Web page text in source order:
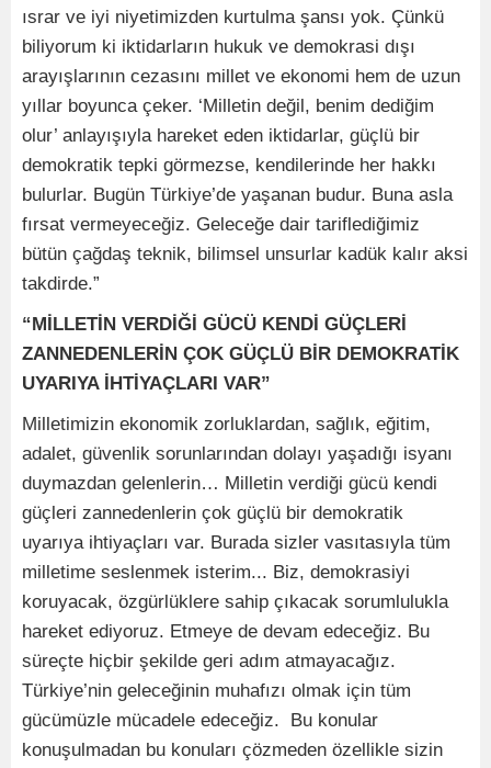
ısrar ve iyi niyetimizden kurtulma şansı yok. Çünkü
biliyorum ki iktidarların hukuk ve demokrasi dışı
arayışlarının cezasını millet ve ekonomi hem de uzun
yıllar boyunca çeker. ‘Milletin değil, benim dediğim
olur’ anlayışıyla hareket eden iktidarlar, güçlü bir
demokratik tepki görmezse, kendilerinde her hakkı
bulurlar. Bugün Türkiye’de yaşanan budur. Buna asla
fırsat vermeyeceğiz. Geleceğe dair tariflediğimiz
bütün çağdaş teknik, bilimsel unsurlar kadük kalır aksi
takdirde.”
“MİLLETİN VERDİĞİ GÜCÜ KENDİ GÜÇLERİ
ZANNEDENLERİN ÇOK GÜÇLÜ BİR DEMOKRATİK
UYARIYA İHTİYAÇLARI VAR”
Milletimizin ekonomik zorluklardan, sağlık, eğitim,
adalet, güvenlik sorunlarından dolayı yaşadığı isyanı
duymazdan gelenlerin… Milletin verdiği gücü kendi
güçleri zannedenlerin çok güçlü bir demokratik
uyarıya ihtiyaçları var. Burada sizler vasıtasıyla tüm
milletime seslenmek isterim... Biz, demokrasiyi
koruyacak, özgürlüklere sahip çıkacak sorumlulukla
hareket ediyoruz. Etmeye de devam edeceğiz. Bu
süreçte hiçbir şekilde geri adım atmayacağız.
Türkiye’nin geleceğinin muhafızı olmak için tüm
gücümüzle mücadele edeceğiz. Bu konular
konuşulmadan bu konuları çözmeden özellikle sizin